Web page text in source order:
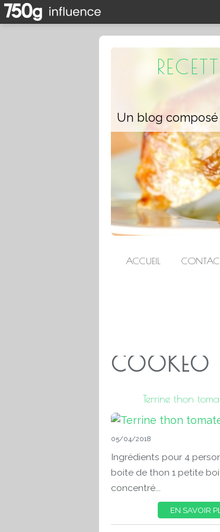
ACCUEIL
COOKEO
Terrine thon
05/04/2018
Ingrédients pour 4
boite de thon 1 petite
concentré...
EN SAVOIR